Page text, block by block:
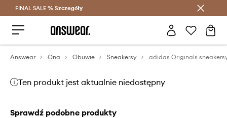
Oszczędzaj z Answear Club >
FINAL SALE % Szczegóły
Answear Ona Obuwie Sneakersy adidas Originals
Ten produkt jest aktualnie niedostępny
Sprawdź podobne produkty